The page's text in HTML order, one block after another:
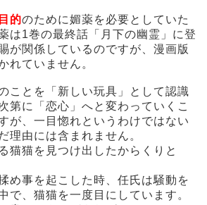
的のために媚薬を必要としていた
は1巻の最終話「月下の幽霊」に登
が関係しているのですが、漫画版
れていません。
ことを「新しい玩具」として認識
第に「恋心」へと変わっていくこ
が、一目惚れというわけではない
理由には含まれません。
猫猫を見つけ出したからくりと
め事を起こした時、任氏は騒動を
で、猫猫を一度目にしています。